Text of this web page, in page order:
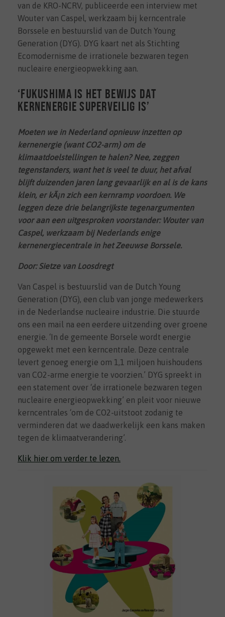
van de KRO-NCRV, publiceerde een interview met
Wouter van Caspel, werkzaam bij kerncentrale
Borssele en bestuurslid van de Dutch Young
Generation (DYG). DYG kaart net als Stichting
Ecomodernisme de irrationele bezwaren tegen
nucleaire energieopwekking aan.
‘Fukushima is het bewijs dat
kernenergie superveilig is’
Moeten we in Nederland opnieuw inzetten op
kernenergie (want CO2-arm) om de
klimaatdoelstellingen te halen? Nee, zeggen
tegenstanders, want het is veel te duur, het afval
blijft duizenden jaren lang gevaarlijk en al is de kans
klein, er kÃ¡n zich een kernramp voordoen. We
leggen deze drie belangrijkste tegenargumenten
voor aan een uitgesproken voorstander: Wouter van
Caspel, werkzaam bij Nederlands enige
kernenergiecentrale in het Zeeuwse Borssele.
Door: Sietze van Loosdregt
Van Caspel is bestuurslid van de Dutch Young
Generation (DYG), een club van jonge medewerkers
in de Nederlandse nucleaire industrie. Die stuurde
ons een mail na een eerdere uitzending over groene
energie. ‘In de gemeente Borsele wordt energie
opgewekt met een kerncentrale. Deze centrale
levert genoeg energie om 1,1 miljoen huishoudens
van CO2-arme energie te voorzien.’ DYG spreekt in
een statement over ‘de irrationele bezwaren tegen
nucleaire energieopwekking’ en pleit voor nieuwe
kerncentrales ‘om de CO2-uitstoot zodanig te
verminderen dat we daadwerkelijk een kans maken
tegen de klimaatverandering’.
Klik hier om verder te lezen.